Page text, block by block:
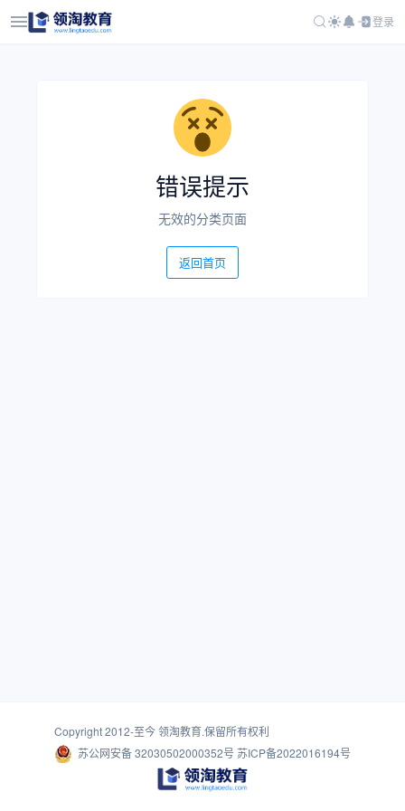
登录
错误提示
无效的分类页面
返回首页
Copyright 2012-至今领淘教育.保留所有权利
苏公网安备 32030502000352号 苏ICP备2022016194号